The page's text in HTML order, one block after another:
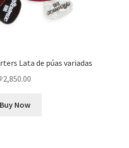
Lata de púas variadas
2,850.00
Buy Now